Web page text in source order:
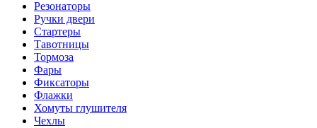
Резонаторы
Ручки двери
Стартеры
Тавотницы
Тормоза
Фары
Фиксаторы
Флажки
Хомуты глушителя
Чехлы